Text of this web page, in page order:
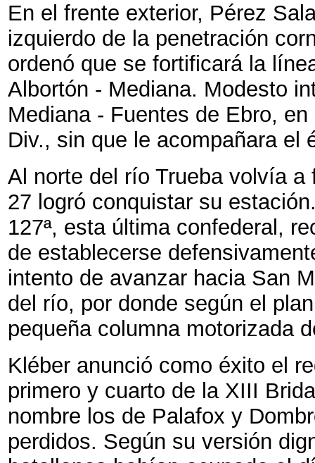
En el frente exterior, Pérez
izquierdo de la penetración
ordenó que se fortificará la
Albortón - Mediana. Modesto
Mediana - Fuentes de Ebro,
Div., sin que le acompañara el
Al norte del río Trueba volvía
27 logró conquistar su
127ª, esta última confederal,
de establecerse
intento de avanzar hacia San
del río, por donde según el
pequeña columna motorizada
Kléber anunció como éxito el
primero y cuarto de la XIII
nombre los de Palafox y
perdidos. Según su versión